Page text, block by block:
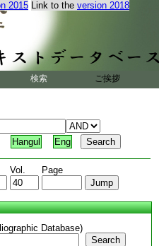
2015 Link to the version 2018
検索 ご挨拶
Hangul Eng
Vol. Page
Database)
Search